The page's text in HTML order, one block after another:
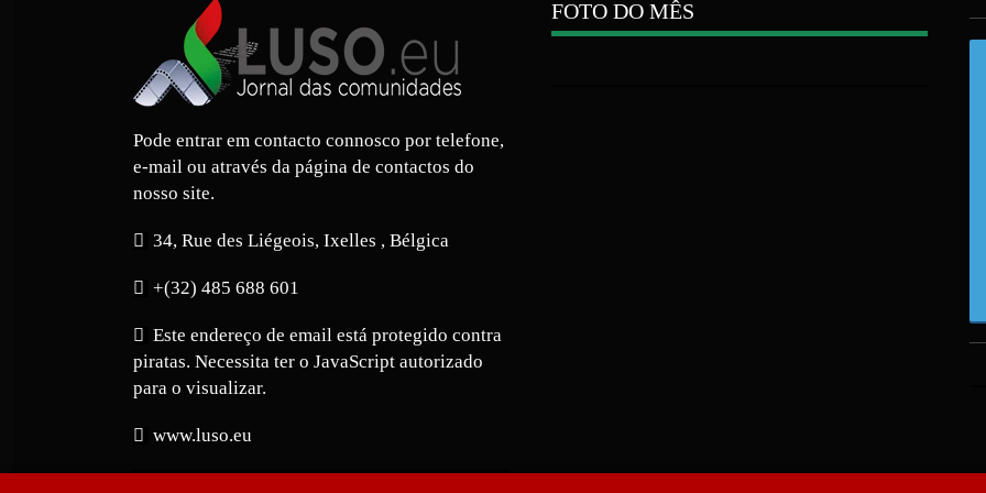
Pode entrar em contacto connosco por telefone,
e-mail ou através da página de contactos do
nosso site.
34, Rue des Liégeois, Ixelles , Bélgica
+(32) 485 688 601
Este endereço de email está protegido contra
piratas. Necessita ter o JavaScript autorizado
para o visualizar.
www.luso.eu
FOTO DO MÊS